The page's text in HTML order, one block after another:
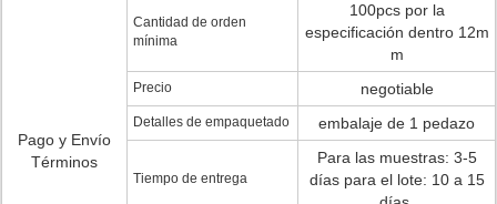
Pago y Envío
Términos
Cantidad de orden
mínima
100pcs por la
especificación dentro 12m
m
Precio negotiable
Detalles de empaquetado embalaje de 1 pedazo
Tiempo de entrega
Para las muestras: 3-5
días para el lote: 10 a 15